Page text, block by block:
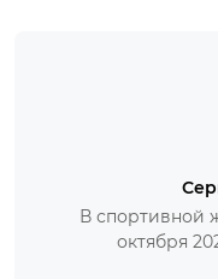
В спортивной
октября